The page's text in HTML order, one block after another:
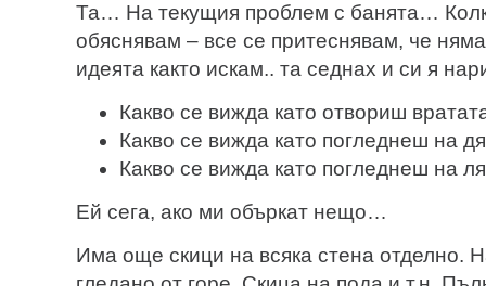
Та… На текущия проблем с банята…
обяснявам – все се притеснявам, че
идеята както искам.. та седнах и си я
Какво се вижда като отвориш
Какво се вижда като погледнеш на
Какво се вижда като погледнеш на
Ей сега, ако ми объркат нещо…
Има още скици на всяка стена отделно.